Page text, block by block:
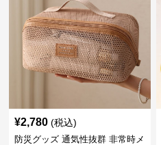
¥2,780 (税込)
防災グッズ 通気性抜群 非常時メ